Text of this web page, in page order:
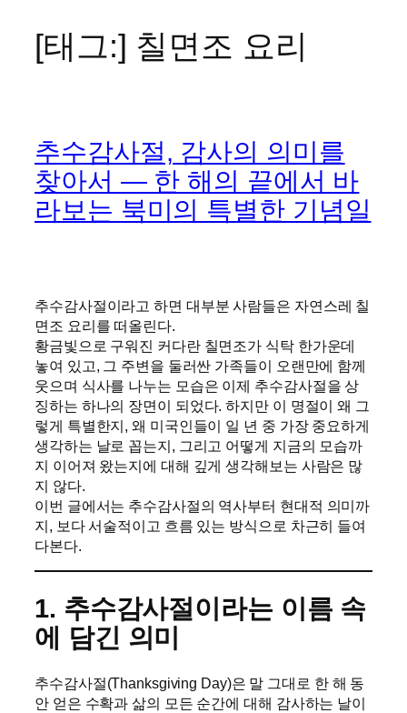
[태그:] 칠면조 요리
추수감사절, 감사의 의미를
찾아서 — 한 해의 끝에서 바
라보는 북미의 특별한 기념일
추수감사절이라고 하면 대부분 사람들은 자연스레 칠
면조 요리를 떠올린다.
황금빛으로 구워진 커다란 칠면조가 식탁 한가운데
놓여 있고, 그 주변을 둘러싼 가족들이 오랜만에 함께
웃으며 식사를 나누는 모습은 이제 추수감사절을 상
징하는 하나의 장면이 되었다. 하지만 이 명절이 왜 그
렇게 특별한지, 왜 미국인들이 일 년 중 가장 중요하게
생각하는 날로 꼽는지, 그리고 어떻게 지금의 모습까
지 이어져 왔는지에 대해 깊게 생각해보는 사람은 많
지 않다.
이번 글에서는 추수감사절의 역사부터 현대적 의미까
지, 보다 서술적이고 흐름 있는 방식으로 차근히 들여
다본다.
1. 추수감사절이라는 이름 속
에 담긴 의미
추수감사절(Thanksgiving Day)은 말 그대로 한 해 동
안 얻은 수확과 삶의 모든 순간에 대해 감사하는 날이